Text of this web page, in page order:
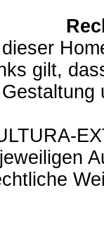
gilt,
Gestaltung